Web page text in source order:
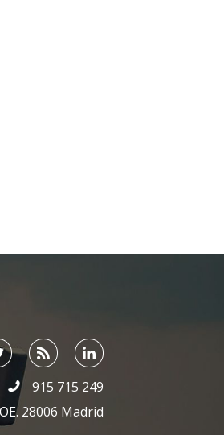
915 715 249
28006 Madrid